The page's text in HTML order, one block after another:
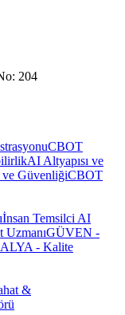
204
CBOT
AI Altyapısı ve
GüvenliğiCBOT
İnsan Temsilci AI
GÜVEN -
- Kalite
&